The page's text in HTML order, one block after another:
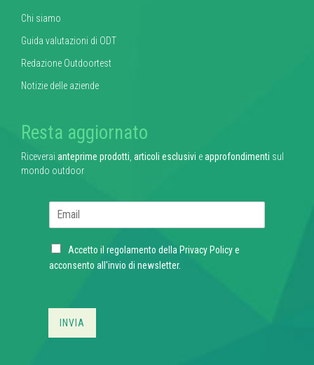
Chi siamo
Guida valutazioni di ODT
Redazione Outdoortest
Notizie delle aziende
Resta aggiornato
Riceverai anteprime prodotti articoli esclusivi eapprofondimenti sul
mondo outdoor
l
C
h
Accetto il regolamento della Privacy Policye
acconsento all'invio di newsletter.
INVIA